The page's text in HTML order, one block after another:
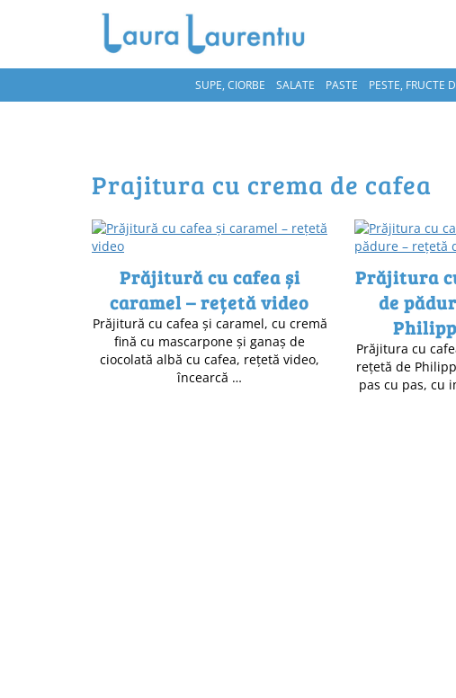
SUPE, CIORBE SALATE PASTE PESTE, FRUCTE
prajitura cu crema de cafea
Prăjitură cu cafea și
caramel – rețetă video
Prăjitură cu cafea și caramel, cu cremă
fină cu mascarpone și ganaș de
ciocolată albă cu cafea, rețetă video,
încearcă …
Prăjitura
de
Prăjitura cu
rețetă de
pas cu pas, cu